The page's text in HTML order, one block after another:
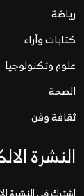
رياضة
كتابات وآراء
علوم وتكنولوجيا
الصحة
ثقافة وفن
النشرة